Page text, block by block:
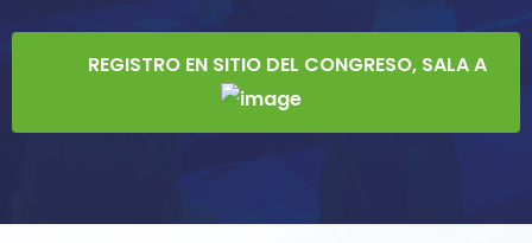
REGISTRO EN SITIO DEL CONGRESO, SALA A